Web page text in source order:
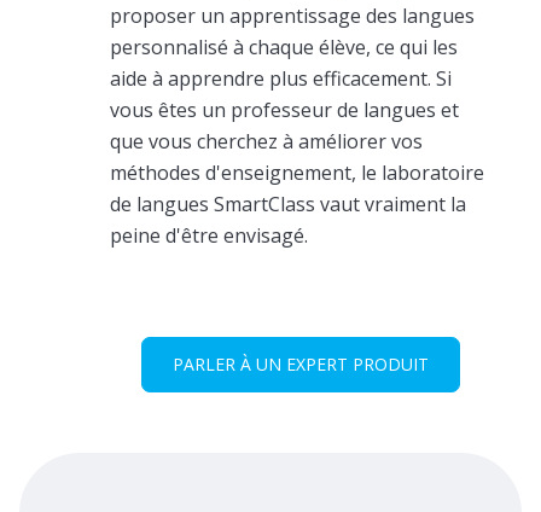
proposer un apprentissage des langues
personnalisé à chaque élève, ce qui les
aide à apprendre plus efficacement. Si
vous êtes un professeur de langues et
que vous cherchez à améliorer vos
méthodes d'enseignement, le laboratoire
de langues SmartClass vaut vraiment la
peine d'être envisagé.
PARLER À UN EXPERT PRODUIT